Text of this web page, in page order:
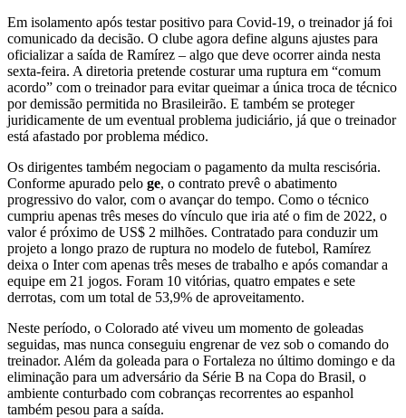
Em isolamento após testar positivo para Covid-19, o treinador já foi
comunicado da decisão. O clube agora define alguns ajustes para
oficializar a saída de Ramírez – algo que deve ocorrer ainda nesta
sexta-feira. A diretoria pretende costurar uma ruptura em “comum
acordo” com o treinador para evitar queimar a única troca de técnico
por demissão permitida no Brasileirão. E também se proteger
juridicamente de um eventual problema judiciário, já que o treinador
está afastado por problema médico.
Os dirigentes também negociam o pagamento da multa rescisória.
Conforme apurado pelo ge, o contrato prevê o abatimento
progressivo do valor, com o avançar do tempo. Como o técnico
cumpriu apenas três meses do vínculo que iria até o fim de 2022, o
valor é próximo de US$ 2 milhões. Contratado para conduzir um
projeto a longo prazo de ruptura no modelo de futebol, Ramírez
deixa o Inter com apenas três meses de trabalho e após comandar a
equipe em 21 jogos. Foram 10 vitórias, quatro empates e sete
derrotas, com um total de 53,9% de aproveitamento.
Neste período, o Colorado até viveu um momento de goleadas
seguidas, mas nunca conseguiu engrenar de vez sob o comando do
treinador. Além da goleada para o Fortaleza no último domingo e da
eliminação para um adversário da Série B na Copa do Brasil, o
ambiente conturbado com cobranças recorrentes ao espanhol
também pesou para a saída.